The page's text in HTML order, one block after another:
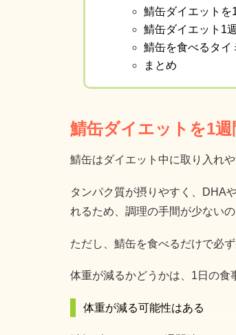
鯖缶ダイエットを
鯖缶ダイエット1
鯖缶を食べるタイ
まとめ
鯖缶ダイエットを1
鯖缶はダイエット中に取り入れや
タンパク質が摂りやすく、DHA
れるため、調理の手間が少ない
ただし、鯖缶を食べるだけで必
体重が減るかどうかは、1日の食
体重が減る可能性はある